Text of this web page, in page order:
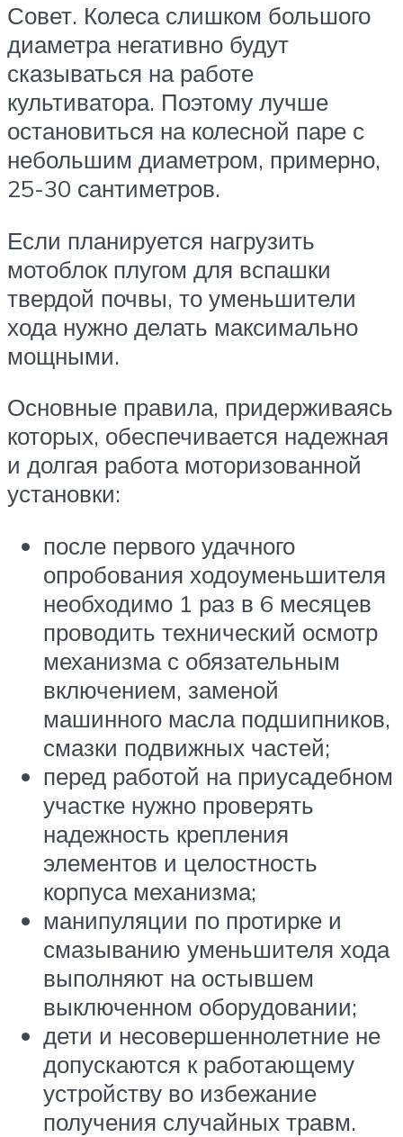
Совет. Колеса слишком большого
диаметра негативно будут
сказываться на работе
культиватора. Поэтому лучше
остановиться на колесной паре с
небольшим диаметром, примерно,
25-30 сантиметров.
Если планируется нагрузить
мотоблок плугом для вспашки
твердой почвы, то уменьшители
хода нужно делать максимально
мощными.
Основные правила, придерживаясь
которых, обеспечивается надежная
и долгая работа моторизованной
установки:
после первого удачного
опробования ходоуменьшителя
необходимо 1 раз в 6 месяцев
проводить технический осмотр
механизма с обязательным
включением, заменой
машинного масла подшипников,
смазки подвижных частей;
перед работой на приусадебном
участке нужно проверять
надежность крепления
элементов и целостность
корпуса механизма;
манипуляции по протирке и
смазыванию уменьшителя хода
выполняют на остывшем
выключенном оборудовании;
дети и несовершеннолетние не
допускаются к работающему
устройству во избежание
получения случайных травм.